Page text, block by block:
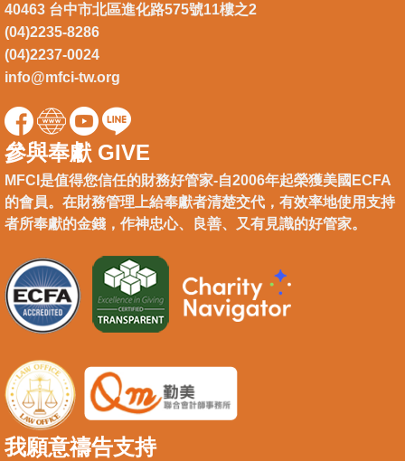
40463 台中市北區進化路575號11樓之2
(04)2235-8286
(04)2237-0024
info@mfci-tw.org
參與奉獻 GIVE
MFCI是值得您信任的財務好管家-自2006年起榮獲美國ECFA
的會員。在財務管理上給奉獻者清楚交代，有效率地使用支持
者所奉獻的金錢，作神忠心、良善、又有見識的好管家。
我願意禱告支持